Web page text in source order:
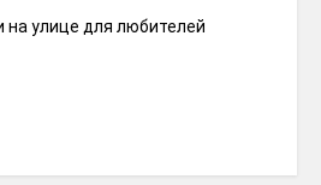
на улице для любителей